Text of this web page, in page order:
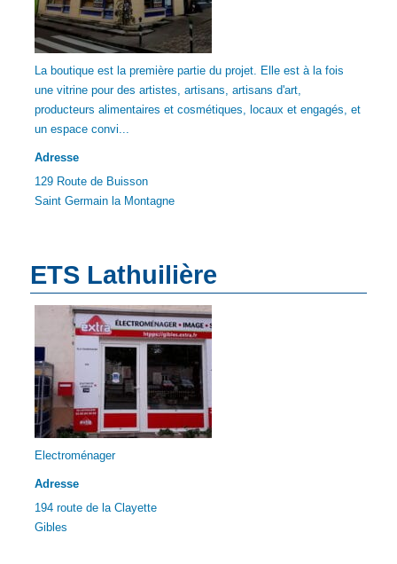
La boutique est la première partie du projet. Elle est à la fois
une vitrine pour des artistes, artisans, artisans d'art,
producteurs alimentaires et cosmétiques, locaux et engagés, et
un espace convi...
Adresse
129 Route de Buisson
Saint Germain la Montagne
ETS Lathuilière
Electroménager
Adresse
194 route de la Clayette
Gibles